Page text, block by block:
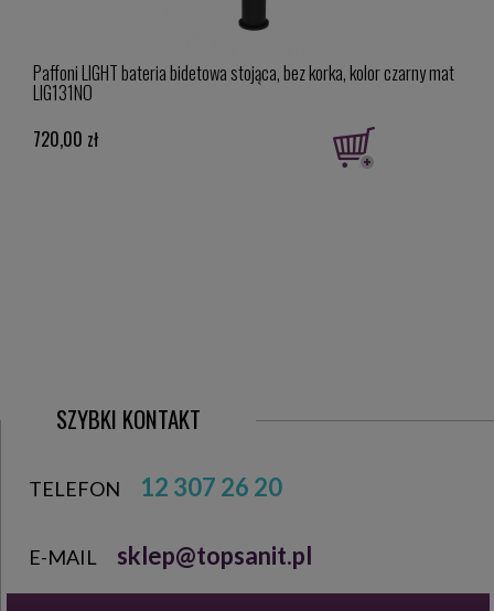
Paffoni LIGHT bateria bidetowa stojąca, bez korka, kolor czarny mat
LIG131NO
720,00 zł
SZYBKI KONTAKT
TELEFON 12 307 26 20
E-MAIL sklep@topsanit.pl